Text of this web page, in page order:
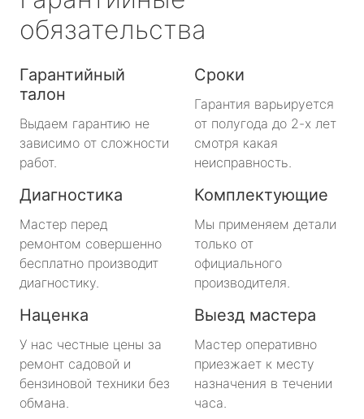
обязательства
Гарантийный
талон
Выдаем гарантию не
зависимо от сложности
работ.
Сроки
Гарантия варьируется
от полугода до 2-х лет
смотря какая
неисправность.
Диагностика
Мастер перед
ремонтом совершенно
бесплатно производит
диагностику.
Комплектующие
Мы применяем детали
только от
официального
производителя.
Наценка
У нас честные цены за
ремонт садовой и
бензиновой техники без
обмана.
Выезд мастера
Мастер оперативно
приезжает к месту
назначения в течении
часа.